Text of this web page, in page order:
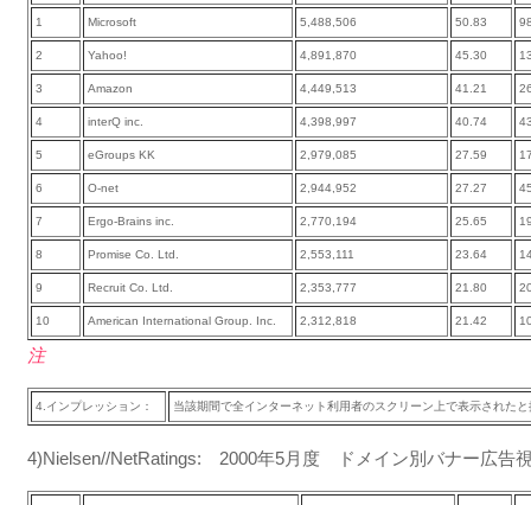
1 Microsoft 5,488,506 50.83
2 Yahoo! 4,891,870 45.30
3 Amazon 4,449,513 41.21
4 interQ inc. 4,398,997 40.74
5 eGroups KK 2,979,085 27.59
6 O-net 2,944,952 27.27
7 Ergo-Brains inc. 2,770,194 25.65
8 Promise Co. Ltd. 2,553,111 23.64
9 Recruit Co. Ltd. 2,353,777 21.80
10 American International Group. Inc. 2,312,818 21.42
注
4.インプレッション： 当該期間で全インターネット利用者のスクリーン上で表示された
4)Nielsen//NetRatings: 2000年5月度 ドメイン別バナー広告